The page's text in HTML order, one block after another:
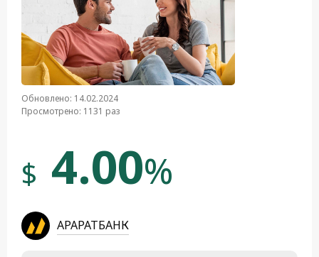
Обновлено: 14.02.2024
Просмотрено: 1131 раз
$ 4.00%
АРАРАТБАНК